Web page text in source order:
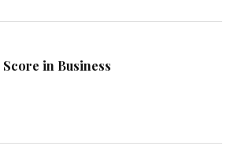
Score in Business